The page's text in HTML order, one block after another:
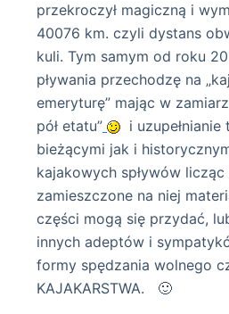
przekroczył magiczną i
40076 km. czyli dystans
kuli. Tym samym od roku
pływania przechodzę na
emeryturę” mając w
pół etatu”
i
bieżącymi jak i
kajakowych spływów
zamieszczone na niej
części mogą się przydać,
innych adeptów i
formy spędzania wolnego
KAJAKARSTWA. 🙂